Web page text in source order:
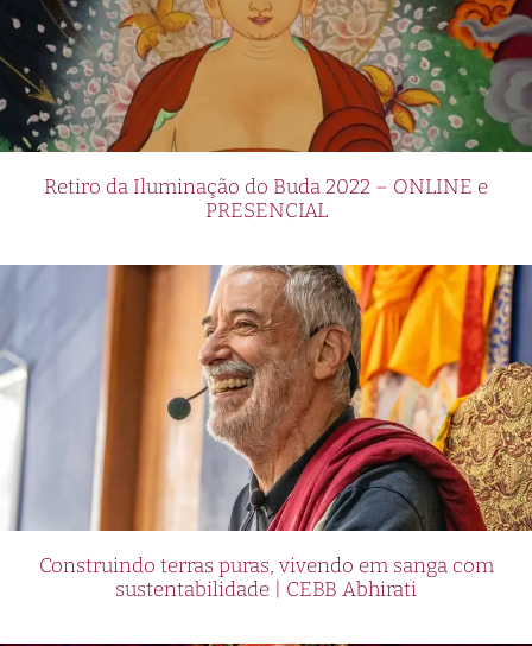
Retiro da Iluminação do Buda 2022 – ONLINE e
PRESENCIAL
Construindo terras puras, vivendo em sanga com
sustentabilidade | CEBB Abhirati